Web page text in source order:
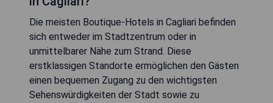
Die meisten Boutique-Hotels in Cagliari befinden
sich entweder im Stadtzentrum oder in
unmittelbarer Nähe zum Strand. Diese
erstklassigen Standorte ermöglichen den Gästen
einen bequemen Zugang zu den wichtigsten
Sehenswürdigkeiten der Stadt sowie zu